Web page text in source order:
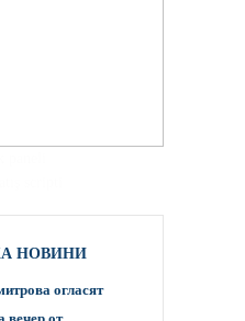
НОВИНИ
огласят